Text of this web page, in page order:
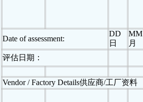
Date of assessment:
DD
日
MM
月
评估日期：
Vendor / Factory Details供应商/工厂资料